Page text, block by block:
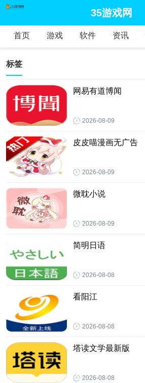
35游戏网
首页 游戏 软件 资讯
标签
网易有道博闻
2026-08-09
皮皮喵漫画无广告
2026-08-09
微耽小说
2026-08-09
简明日语
2026-08-08
看阳江
2026-08-08
塔读文学最新版
2026-08-08